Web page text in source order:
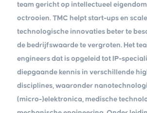
team gericht op intellectueel eigendom
octrooien. TMC helpt start-ups en
technologische innovaties beter te
de bedrijfswaarde te vergroten. Het
engineers dat is opgeleid tot IP-
diepgaande kennis in verschillende
disciplines, waaronder
(micro-)elektronica, medische